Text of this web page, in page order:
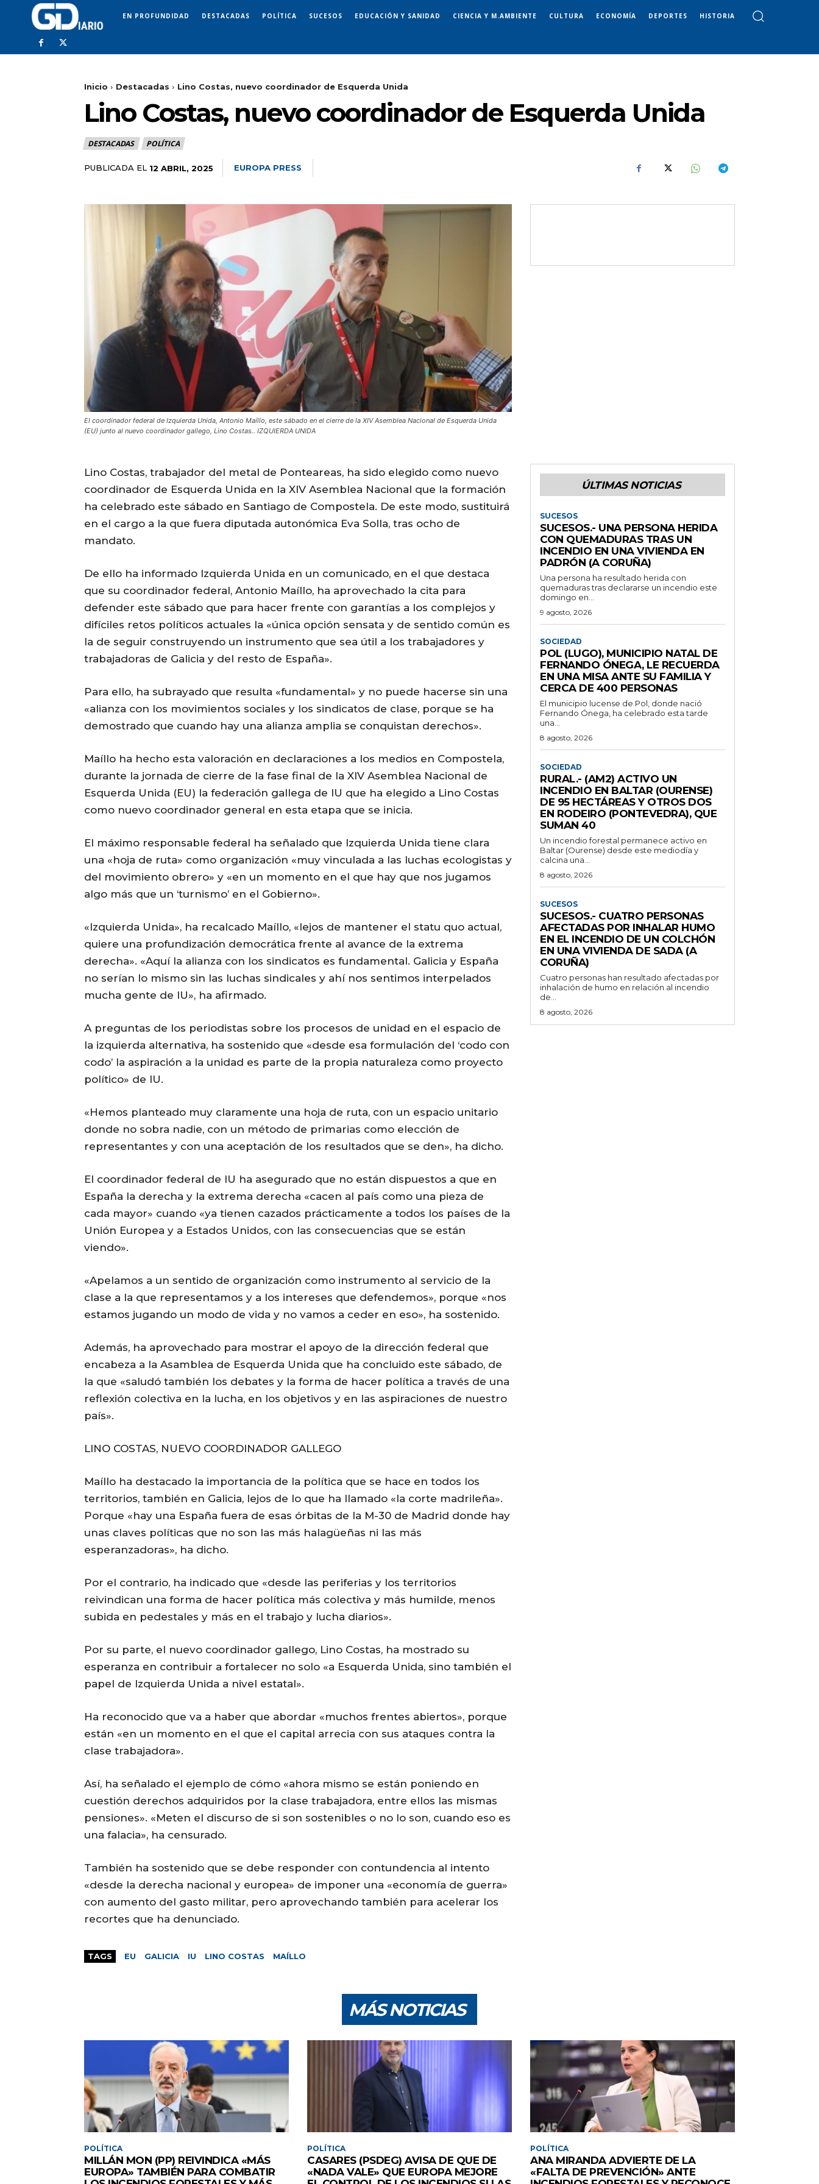
EN PROFUNDIDAD DESTACADAS POLÍTICA SUCESOS EDUCACIÓN Y SANIDAD CIENCIA Y M.AMBIENTE CULTURA ECONOMÍA DEPORTES HISTORIA
Inicio Destacadas Lino Costas, nuevo coordinador de Esquerda Unida
Lino Costas, nuevo coordinador de Esquerda Unida
DESTACADAS POLÍTICA
PUBLICADA EL 12 ABRIL, 2025 EUROPA PRESS
El coordinador federal de Izquierda Unida, Antonio Maíllo, este sábado en el cierre de la XIV Asemblea Nacional de Esquerda Unida
(EU) junto al nuevo coordinador gallego, Lino Costas.. IZQUIERDA UNIDA
Lino Costas, trabajador del metal de Ponteareas, ha sido elegido como nuevo
coordinador de Esquerda Unida en la XIV Asemblea Nacional que la formación
ha celebrado este sábado en Santiago de Compostela. De este modo, sustituirá
en el cargo a la que fuera diputada autonómica Eva Solla, tras ocho de
mandato.
De ello ha informado Izquierda Unida en un comunicado, en el que destaca
que su coordinador federal, Antonio Maíllo, ha aprovechado la cita para
defender este sábado que para hacer frente con garantías a los complejos y
difíciles retos políticos actuales la «única opción sensata y de sentido común es
la de seguir construyendo un instrumento que sea útil a los trabajadores y
trabajadoras de Galicia y del resto de España».
Para ello, ha subrayado que resulta «fundamental» y no puede hacerse sin una
«alianza con los movimientos sociales y los sindicatos de clase, porque se ha
demostrado que cuando hay una alianza amplia se conquistan derechos».
Maíllo ha hecho esta valoración en declaraciones a los medios en Compostela,
durante la jornada de cierre de la fase final de la XIV Asemblea Nacional de
Esquerda Unida (EU) la federación gallega de IU que ha elegido a Lino Costas
como nuevo coordinador general en esta etapa que se inicia.
El máximo responsable federal ha señalado que Izquierda Unida tiene clara
una «hoja de ruta» como organización «muy vinculada a las luchas ecologistas y
del movimiento obrero» y «en un momento en el que hay que nos jugamos
algo más que un ‘turnismo’ en el Gobierno».
«Izquierda Unida», ha recalcado Maíllo, «lejos de mantener el statu quo actual,
quiere una profundización democrática frente al avance de la extrema
derecha». «Aquí la alianza con los sindicatos es fundamental. Galicia y España
no serían lo mismo sin las luchas sindicales y ahí nos sentimos interpelados
mucha gente de IU», ha afirmado.
A preguntas de los periodistas sobre los procesos de unidad en el espacio de
la izquierda alternativa, ha sostenido que «desde esa formulación del ‘codo con
codo’ la aspiración a la unidad es parte de la propia naturaleza como proyecto
político» de IU.
«Hemos planteado muy claramente una hoja de ruta, con un espacio unitario
donde no sobra nadie, con un método de primarias como elección de
representantes y con una aceptación de los resultados que se den», ha dicho.
El coordinador federal de IU ha asegurado que no están dispuestos a que en
España la derecha y la extrema derecha «cacen al país como una pieza de
cada mayor» cuando «ya tienen cazados prácticamente a todos los países de la
Unión Europea y a Estados Unidos, con las consecuencias que se están
viendo».
«Apelamos a un sentido de organización como instrumento al servicio de la
clase a la que representamos y a los intereses que defendemos», porque «nos
estamos jugando un modo de vida y no vamos a ceder en eso», ha sostenido.
Además, ha aprovechado para mostrar el apoyo de la dirección federal que
encabeza a la Asamblea de Esquerda Unida que ha concluido este sábado, de
la que «saludó también los debates y la forma de hacer política a través de una
reflexión colectiva en la lucha, en los objetivos y en las aspiraciones de nuestro
país».
LINO COSTAS, NUEVO COORDINADOR GALLEGO
Maíllo ha destacado la importancia de la política que se hace en todos los
territorios, también en Galicia, lejos de lo que ha llamado «la corte madrileña».
Porque «hay una España fuera de esas órbitas de la M-30 de Madrid donde hay
unas claves políticas que no son las más halagüeñas ni las más
esperanzadoras», ha dicho.
Por el contrario, ha indicado que «desde las periferias y los territorios
reivindican una forma de hacer política más colectiva y más humilde, menos
subida en pedestales y más en el trabajo y lucha diarios».
Por su parte, el nuevo coordinador gallego, Lino Costas, ha mostrado su
esperanza en contribuir a fortalecer no solo «a Esquerda Unida, sino también el
papel de Izquierda Unida a nivel estatal».
Ha reconocido que va a haber que abordar «muchos frentes abiertos», porque
están «en un momento en el que el capital arrecia con sus ataques contra la
clase trabajadora».
Así, ha señalado el ejemplo de cómo «ahora mismo se están poniendo en
cuestión derechos adquiridos por la clase trabajadora, entre ellos las mismas
pensiones». «Meten el discurso de si son sostenibles o no lo son, cuando eso es
una falacia», ha censurado.
También ha sostenido que se debe responder con contundencia al intento
«desde la derecha nacional y europea» de imponer una «economía de guerra»
con aumento del gasto militar, pero aprovechando también para acelerar los
recortes que ha denunciado.
TAGS EU GALICIA IU LINO COSTAS MAÍLLO
ÚLTIMAS NOTICIAS
SUCESOS
SUCESOS.- UNA PERSONA HERIDA
CON QUEMADURAS TRAS UN
INCENDIO EN UNA VIVIENDA EN
PADRÓN (A CORUÑA)
Una persona ha resultado herida con
quemaduras tras declararse un incendio este
domingo en...
9 agosto, 2026
SOCIEDAD
POL (LUGO), MUNICIPIO NATAL DE
FERNANDO ÓNEGA, LE RECUERDA
EN UNA MISA ANTE SU FAMILIA Y
CERCA DE 400 PERSONAS
El municipio lucense de Pol, donde nació
Fernando Ónega, ha celebrado esta tarde
una...
8 agosto, 2026
SOCIEDAD
RURAL.- (AM2) ACTIVO UN
INCENDIO EN BALTAR (OURENSE)
DE 95 HECTÁREAS Y OTROS DOS
EN RODEIRO (PONTEVEDRA), QUE
SUMAN 40
Un incendio forestal permanece activo en
Baltar (Ourense) desde este mediodía y
calcina una...
8 agosto, 2026
SUCESOS
SUCESOS.- CUATRO PERSONAS
AFECTADAS POR INHALAR HUMO
EN EL INCENDIO DE UN COLCHÓN
EN UNA VIVIENDA DE SADA (A
CORUÑA)
Cuatro personas han resultado afectadas por
inhalación de humo en relación al incendio
de...
8 agosto, 2026
MÁS NOTICIAS
POLÍTICA
MILLÁN MON (PP) REIVINDICA «MÁS
EUROPA» TAMBIÉN PARA COMBATIR
POLÍTICA
CASARES (PSDEG) AVISA DE QUE DE
«NADA VALE» QUE EUROPA MEJORE
POLÍTICA
ANA MIRANDA ADVIERTE DE LA
«FALTA DE PREVENCIÓN» ANTE